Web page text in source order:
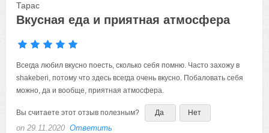
Тарас
Вкусная еда и приятная атмосфера
Всегда любил вкусно поесть, сколько себя помню. Часто захожу в
shakeberi, потому что здесь всегда очень вкусно. Побаловать себя
можно, да и вообще, приятная атмосфера.
Вы считаете этот отзыв полезным? Да Нет
on 29.11.2020 Ответить